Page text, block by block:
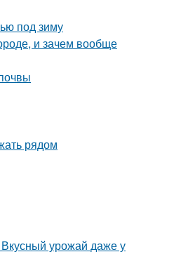
под зиму
и зачем вообще
рядом
урожай даже у